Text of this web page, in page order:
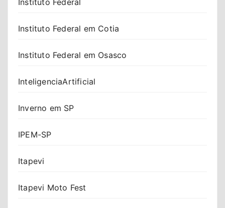
Instituto Federal em Cotia
Instituto Federal em Osasco
InteligenciaArtificial
Inverno em SP
IPEM-SP
Itapevi
Itapevi Moto Fest